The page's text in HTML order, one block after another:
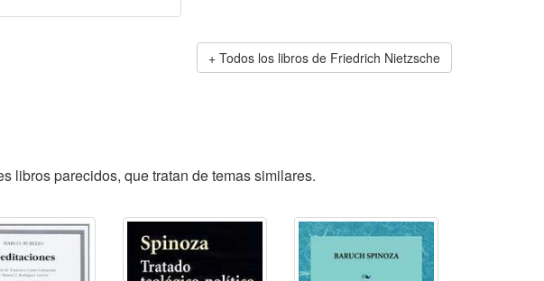
Todos los libros de Friedrich Nietzsche
libros parecidos, que tratan de temas similares.